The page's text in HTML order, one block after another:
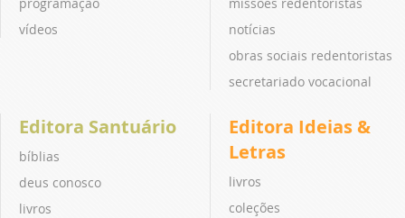
vídeos
notícias
obras sociais redentoristas
secretariado vocacional
Editora Santuário
bíblias
deus conosco
livros
Editora Ideias &
Letras
livros
coleções